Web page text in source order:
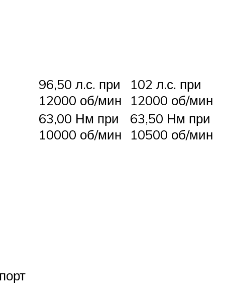
96,50 л.с. при
12000 об/мин
102 л.с. при
12000 об/мин
63,00 Нм при
10000 об/мин
63,50 Нм при
10500 об/мин